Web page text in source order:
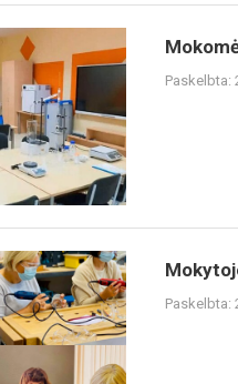
Paskelbta:
Paskelbta: